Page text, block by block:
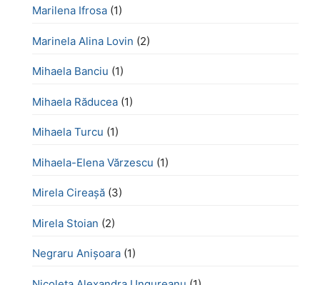
Marilena Ifrosa (1)
Marinela Alina Lovin (2)
Mihaela Banciu (1)
Mihaela Răducea (1)
Mihaela Turcu (1)
Mihaela-Elena Vărzescu (1)
Mirela Cireașă (3)
Mirela Stoian (2)
Negraru Anișoara (1)